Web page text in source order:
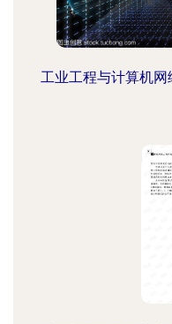
工业工程与计算机